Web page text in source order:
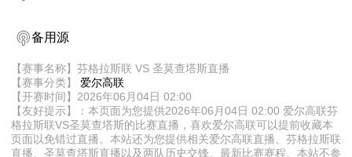
备用源
【赛事名称】芬格拉斯联 VS 圣莫查塔斯直播
【赛事分类】 爱尔高联
【开赛时间】2026年06月04日 02:00
【友好提示】：本页面为您提供2026年06月04日 02:00 爱尔高联芬
格拉斯联VS圣莫查塔斯的比赛直播，喜欢爱尔高联可以提前收藏本
页面以免错过直播。本站还为您提供相关爱尔高联直播、芬格拉斯联
直播、圣莫查塔斯直播以及两队历史交锋、最新比赛赛程。本站不参